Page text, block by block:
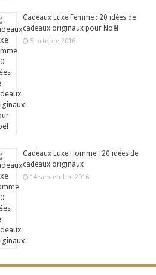
Cadeaux Luxe Femme : 20 idées de
cadeaux originaux pour Noël
5 octobre 2016
Cadeaux Luxe Homme : 20 idées de
cadeaux originaux
14 septembre 2016